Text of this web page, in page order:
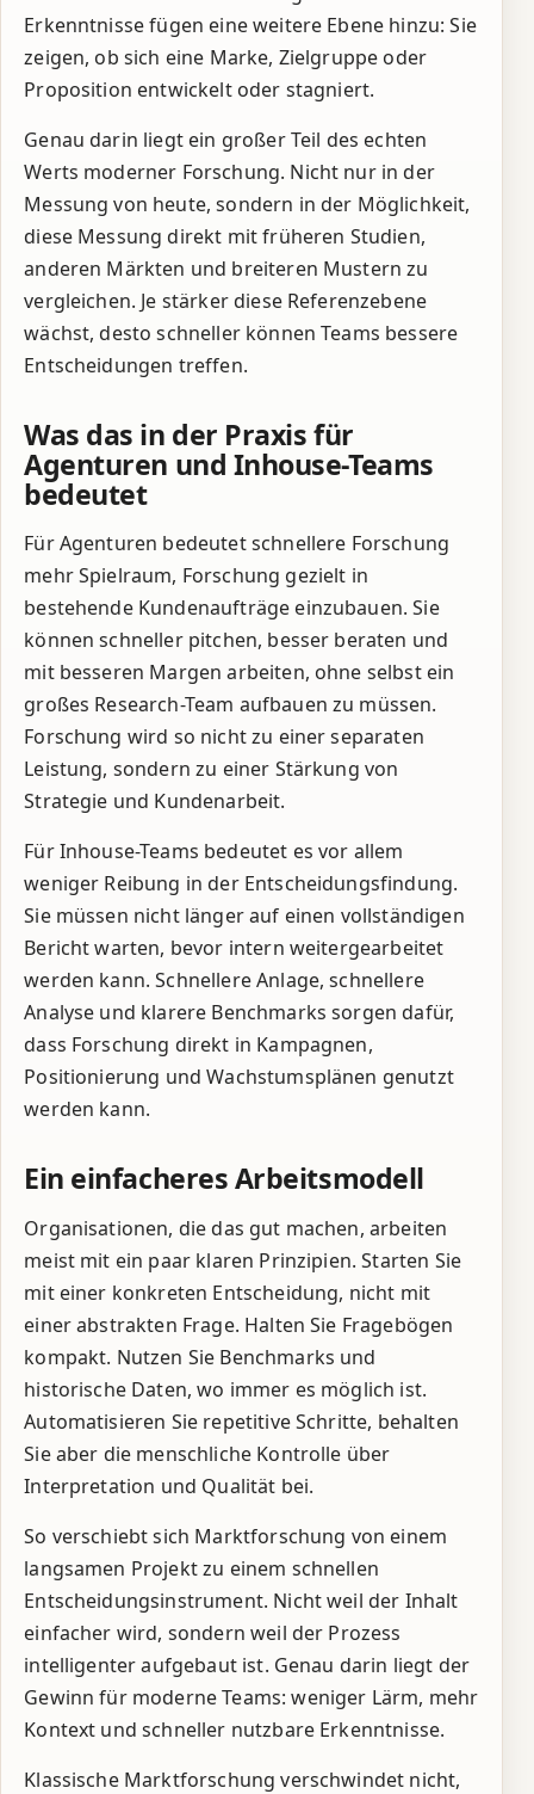
Erkenntnisse fügen eine weitere Ebene hinzu: Sie
zeigen, ob sich eine Marke, Zielgruppe oder
Proposition entwickelt oder stagniert.
Genau darin liegt ein großer Teil des echten
Werts moderner Forschung. Nicht nur in der
Messung von heute, sondern in der Möglichkeit,
diese Messung direkt mit früheren Studien,
anderen Märkten und breiteren Mustern zu
vergleichen. Je stärker diese Referenzebene
wächst, desto schneller können Teams bessere
Entscheidungen treffen.
Was das in der Praxis für
Agenturen und Inhouse-Teams
bedeutet
Für Agenturen bedeutet schnellere Forschung
mehr Spielraum, Forschung gezielt in
bestehende Kundenaufträge einzubauen. Sie
können schneller pitchen, besser beraten und
mit besseren Margen arbeiten, ohne selbst ein
großes Research-Team aufbauen zu müssen.
Forschung wird so nicht zu einer separaten
Leistung, sondern zu einer Stärkung von
Strategie und Kundenarbeit.
Für Inhouse-Teams bedeutet es vor allem
weniger Reibung in der Entscheidungsfindung.
Sie müssen nicht länger auf einen vollständigen
Bericht warten, bevor intern weitergearbeitet
werden kann. Schnellere Anlage, schnellere
Analyse und klarere Benchmarks sorgen dafür,
dass Forschung direkt in Kampagnen,
Positionierung und Wachstumsplänen genutzt
werden kann.
Ein einfacheres Arbeitsmodell
Organisationen, die das gut machen, arbeiten
meist mit ein paar klaren Prinzipien. Starten Sie
mit einer konkreten Entscheidung, nicht mit
einer abstrakten Frage. Halten Sie Fragebögen
kompakt. Nutzen Sie Benchmarks und
historische Daten, wo immer es möglich ist.
Automatisieren Sie repetitive Schritte, behalten
Sie aber die menschliche Kontrolle über
Interpretation und Qualität bei.
So verschiebt sich Marktforschung von einem
langsamen Projekt zu einem schnellen
Entscheidungsinstrument. Nicht weil der Inhalt
einfacher wird, sondern weil der Prozess
intelligenter aufgebaut ist. Genau darin liegt der
Gewinn für moderne Teams: weniger Lärm, mehr
Kontext und schneller nutzbare Erkenntnisse.
Klassische Marktforschung verschwindet nicht,